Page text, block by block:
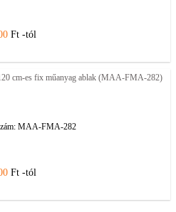
Ft -tól
cm-es fix műanyag ablak (MAA-FMA-282)
MAA-FMA-282
Ft -tól